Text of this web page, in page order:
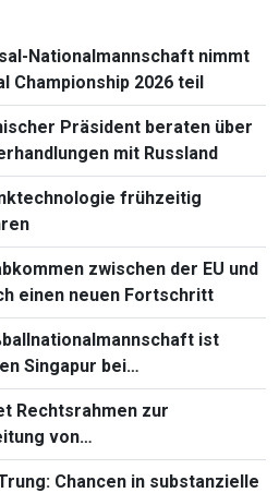
Nationalmannschaft nimmt
Championship 2026 teil
Präsident beraten über
mit Russland
frühzeitig
zwischen der EU und
einen neuen Fortschritt
ist
Singapur bei
2026
Rechtsrahmen zur
von
Chancen in substanzielle